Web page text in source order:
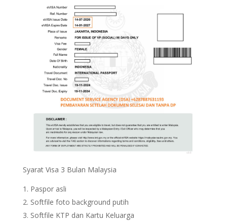
Syarat Visa 3 Bulan Malaysia
Paspor asli
Softfile foto background putih
Softfile KTP dan Kartu Keluarga